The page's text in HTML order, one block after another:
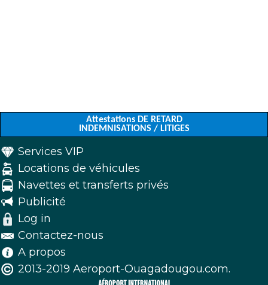
Attestations DE RETARD
INDEMNISATIONS / LITIGES
Services VIP
Locations de véhicules
Navettes et transferts privés
Publicité
Log in
Contactez-nous
A propos
2013-2019 Aeroport-Ouagadougou.com.